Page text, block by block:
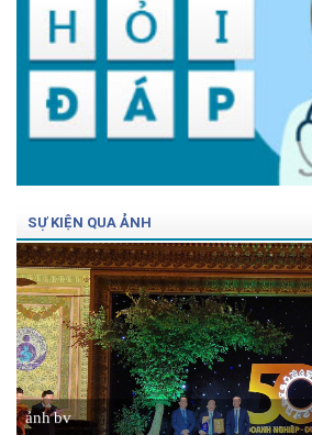
SỰ KIỆN QUA ẢNH
ảnh bv